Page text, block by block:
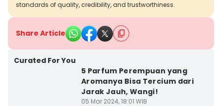
standards of quality, credibility, and trustworthiness.
Share Article
Curated For You
5 Parfum Perempuan yang
Aromanya Bisa Tercium dari
Jarak Jauh, Wangi!
05 Mar 2024, 18:01 WIB